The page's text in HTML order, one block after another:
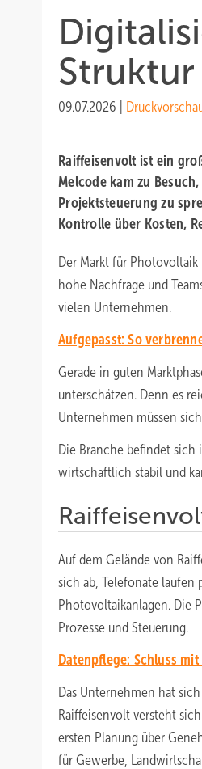
Struktur
09.07.2026
Raiffeisenvolt ist ein
Melcode kam zu
Projektsteuerung zu
Kontrolle über Kosten,
Der Markt für
hohe Nachfrage und
vielen Unternehmen.
Aufgepasst: So
Gerade in guten
unterschätzen. Denn es
Unternehmen müssen
Die Branche befindet
wirtschaftlich stabil und
Auf dem Gelände von
sich ab, Telefonate laufen
Photovoltaikanlagen. Die
Prozesse und Steuerung.
Datenpflege: Schluss
Das Unternehmen hat
Raiffeisenvolt versteht
ersten Planung über
für Gewerbe,